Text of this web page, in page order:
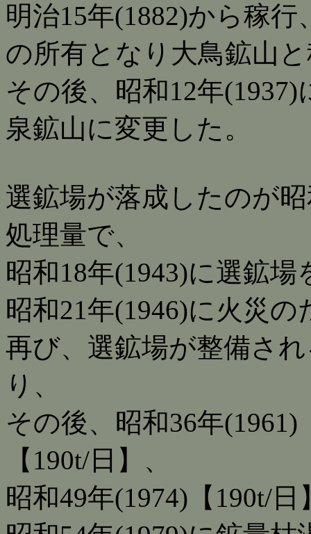
明治15年(1882)から稼
の所有となり大鳥鉱山
その後、昭和12年
泉鉱山に変更した。
選鉱場が落成したのが
処理量で、
昭和18年(1943)に選鉱
昭和21年(1946)に火災
再び、選鉱場が整備さ
り、
その後、昭和36年(1961)
【190t/日】、
昭和49年(1974)【190t/